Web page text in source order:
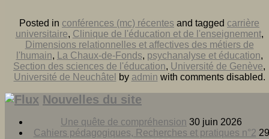
Posted in conférences (mc) récentes and tagged carrière
universitaire, Clinique de l'éducation et de l'enseignement,
Dimensions relationnelles et affectives des métiers de
l'humain, La Chaux-de-Fonds, psychanalyse et éducation,
Section des sciences de l'éducation, Université de Genève,
Université de Neuchâtel
by admin with comments disabled.
Nouvelles du site
Une quête de compréhension 30 juin 2026
Cahiers pédagogiques, Recherches et pratiques n°2 29